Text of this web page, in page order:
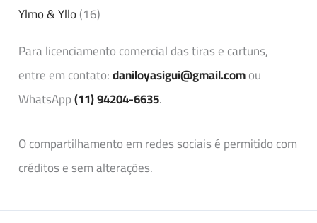
Ylmo & Yllo(16)
Para licenciamento comercial das tiras e cartuns,
entre em contato:daniloyasigui@gmail.comou
WhatsApp(11) 94204-6635.
O compartilhamento em redes sociais é permitido com
créditos e sem alterações.